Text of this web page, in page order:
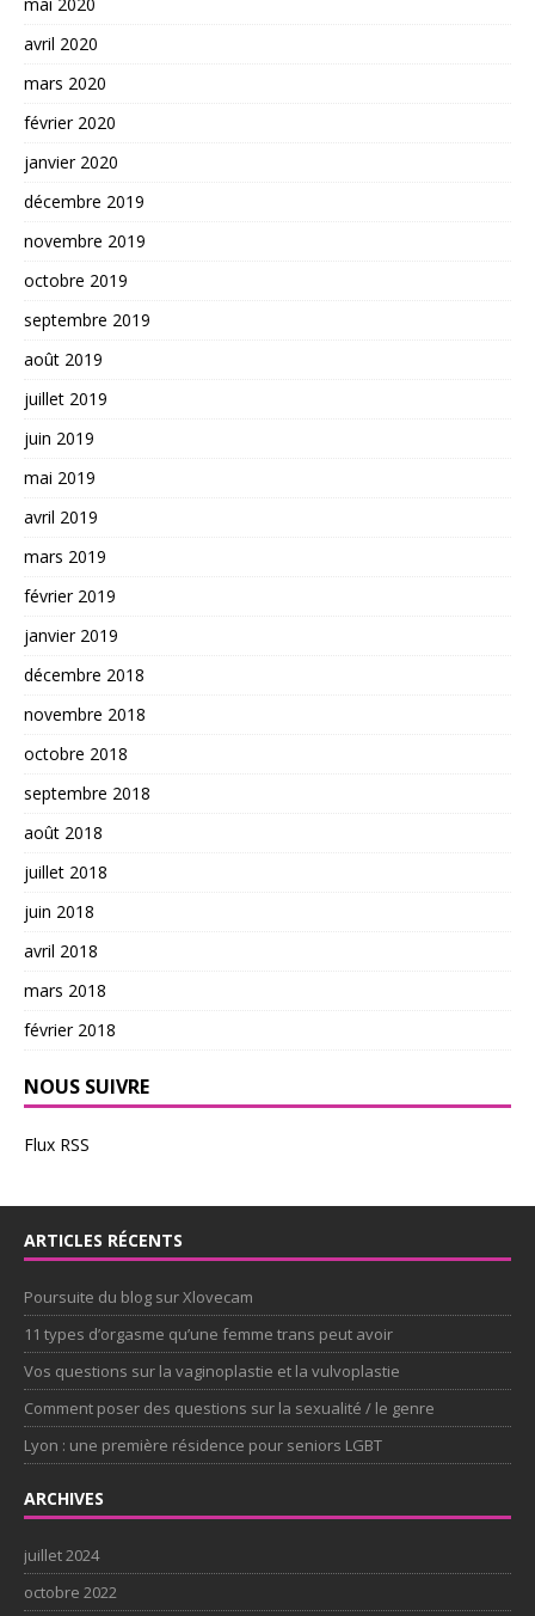
avril 2020
mars 2020
février 2020
janvier 2020
décembre 2019
novembre 2019
octobre 2019
septembre 2019
août 2019
juillet 2019
juin 2019
mai 2019
avril 2019
mars 2019
février 2019
janvier 2019
décembre 2018
novembre 2018
octobre 2018
septembre 2018
août 2018
juillet 2018
juin 2018
avril 2018
mars 2018
février 2018
NOUS SUIVRE
Flux RSS
ARTICLES RÉCENTS
Poursuite du blog sur Xlovecam
11 types d’orgasme qu’une femme trans peut avoir
Vos questions sur la vaginoplastie et la vulvoplastie
Comment poser des questions sur la sexualité / le genre
Lyon : une première résidence pour seniors LGBT
ARCHIVES
juillet 2024
octobre 2022